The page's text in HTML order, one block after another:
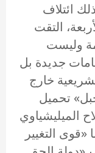
ائتلاف
التقت
وليست
جديدة بل
خارج
تحميل
الميليشياوي
التغيير